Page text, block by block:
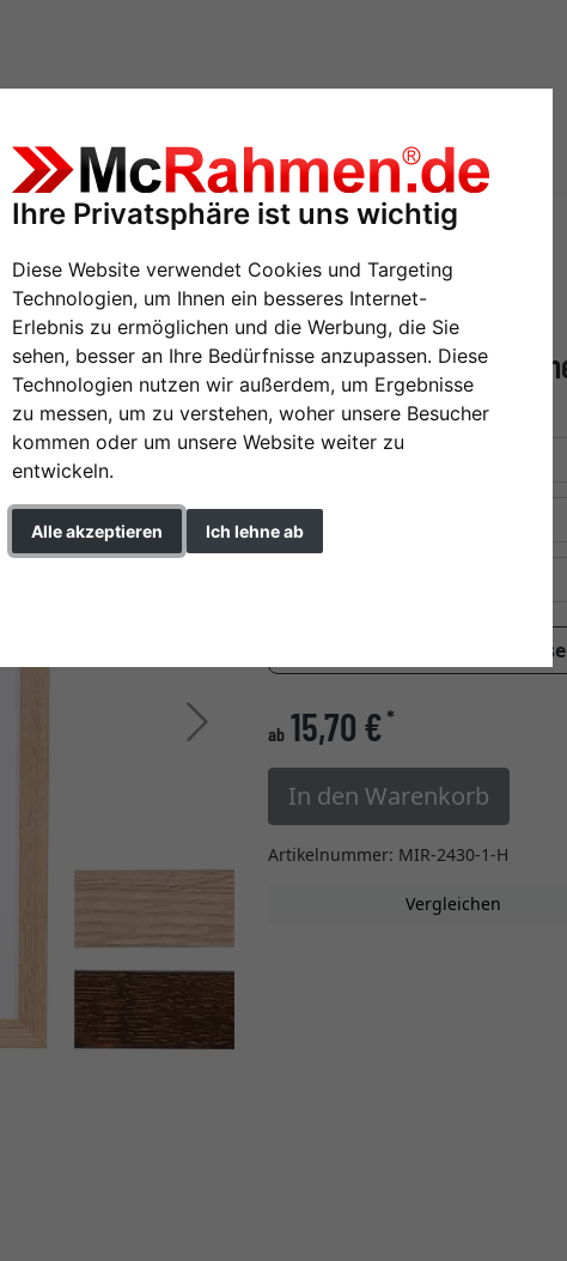
Ihre Privatsphäre ist uns wichtig
Diese Website verwendet Cookies und Targeting
Technologien, um Ihnen ein besseres Internet-
Erlebnis zu ermöglichen und die Werbung, die Sie
sehen, besser an Ihre Bedürfnisse anzupassen. Diese
Technologien nutzen wir außerdem, um Ergebnisse
zu messen, um zu verstehen, woher unsere Besucher
kommen oder um unsere Website weiter zu
entwickeln.
Alle akzeptieren Ich lehne ab
Weiter
Holz-Bilderrahmen
Farbe
» zur Maßanfertigung
ab 15,70 €*
In den Warenkorb
Artikelnummer: MIR-2430-1-H
Vergleichen